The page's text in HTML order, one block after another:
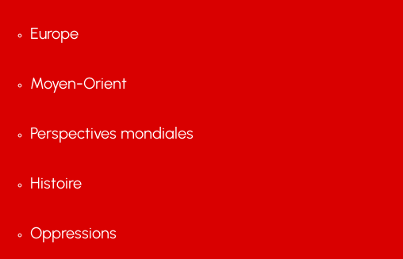
Europe
Moyen-Orient
Perspectives mondiales
Histoire
Oppressions